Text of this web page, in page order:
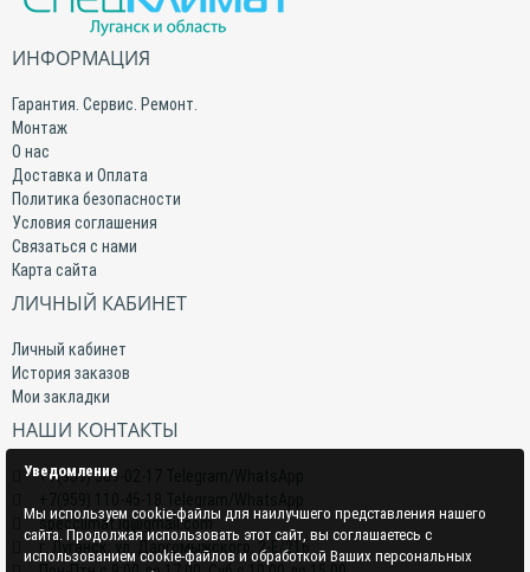
ИНФОРМАЦИЯ
Гарантия. Сервис. Ремонт.
Монтаж
О нас
Доставка и Оплата
Политика безопасности
Условия соглашения
Связаться с нами
Карта сайта
ЛИЧНЫЙ КАБИНЕТ
Личный кабинет
История заказов
Мои закладки
НАШИ КОНТАКТЫ
+7(959) 509-02-17 Telegram/WhatsApp
specclimat.lg@gmail.com
г. Луганск, ул. Даргомыжского, 2-Е/216
Уведомление
Мы используем cookie-файлы для наилучшего представления нашего
сайта. Продолжая использовать этот сайт, вы соглашаетесь с
использованием cookie-файлов и обработкой Ваших персональных